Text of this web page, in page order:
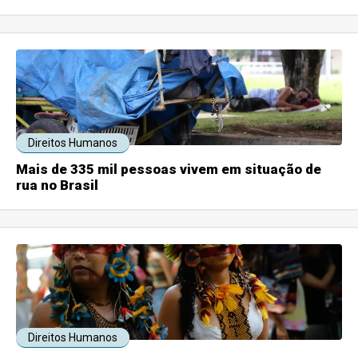
Direitos Humanos
Mais de 335 mil pessoas vivem em situação de
rua no Brasil
Direitos Humanos